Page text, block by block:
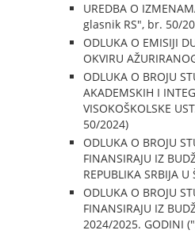
UREDBA O
glasnik RS", br. 50/
ODLUKA O EMISIJI
OKVIRU
ODLUKA O BROJU
AKADEMSKIH I
VISOKOŠKOLSKE
50/2024)
ODLUKA O BROJU
FINANSIRAJU IZ
REPUBLIKA SRBIJA
ODLUKA O BROJU
FINANSIRAJU IZ
2024/2025. GODINI